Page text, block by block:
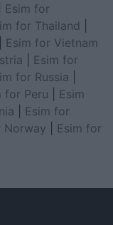
Esim for
for Thailand
Esim for Vietnam
Esim for
for Russia
for Peru
Esim
Esim for
Norway
Esim for